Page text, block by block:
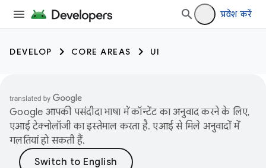
प्रवेश करें
DEVELOP CORE AREAS UI
Google आपकी पसंदीदा भाषा में कॉन्टेंट का अनुवाद करने के लिए,
एआई टेक्नोलॉजी का इस्तेमाल करता है. एआई से मिले अनुवादों में
गलतियां हो सकती हैं.